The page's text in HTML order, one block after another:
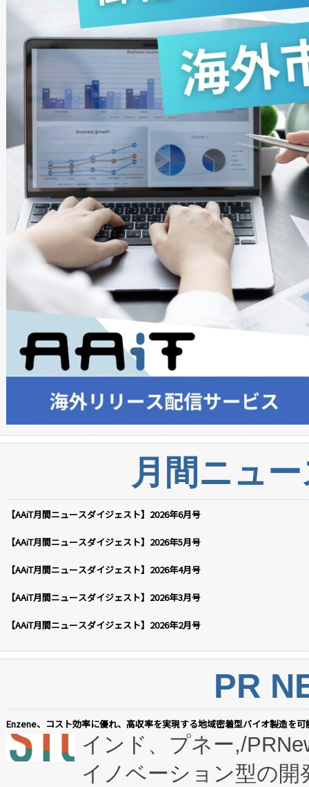
月間ニュ
【AAiT月間ニュースダイジェスト】2026年6月号
【AAiT月間ニュースダイジェスト】2026年5月号
【AAiT月間ニュースダイジェスト】2026年4月号
【AAiT月間ニュースダイジェスト】2026年3月号
【AAiT月間ニュースダイジェスト】2026年2月号
PR
Enzene、コスト効率に優れ、高収率を実現する地域密着型バイオ製造を
インド、プネー,/
イノベーション型の